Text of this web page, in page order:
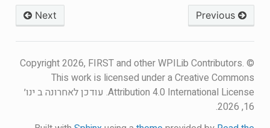
Previous
Next
© Copyright 2026, FIRST and other WPILib Contributors.
This work is licensed under a Creative Commons
Attribution 4.0 International License. עודכן לאחרונה ב ינו׳
16, 2026.